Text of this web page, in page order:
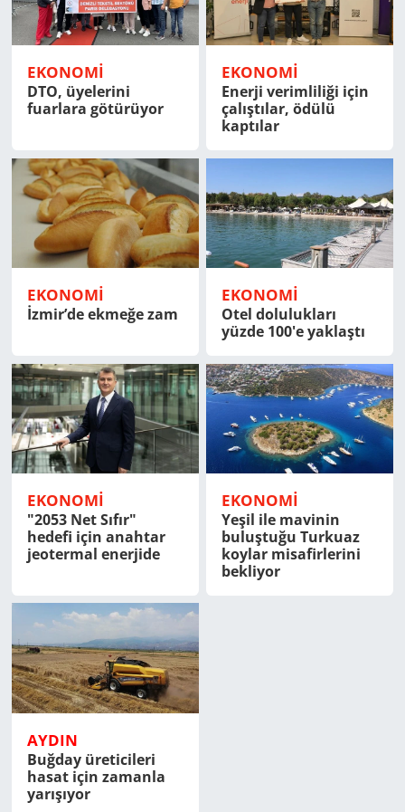
EKONOMİ
DTO, üyelerini
fuarlara götürüyor
EKONOMİ
Enerji verimliliği için
çalıştılar, ödülü
kaptılar
EKONOMİ
İzmir’de ekmeğe zam
EKONOMİ
Otel dolulukları
yüzde 100'e yaklaştı
EKONOMİ
"2053 Net Sıfır"
hedefi için anahtar
jeotermal enerjide
EKONOMİ
Yeşil ile mavinin
buluştuğu Turkuaz
koylar misafirlerini
bekliyor
AYDIN
Buğday üreticileri
hasat için zamanla
yarışıyor
Yerel